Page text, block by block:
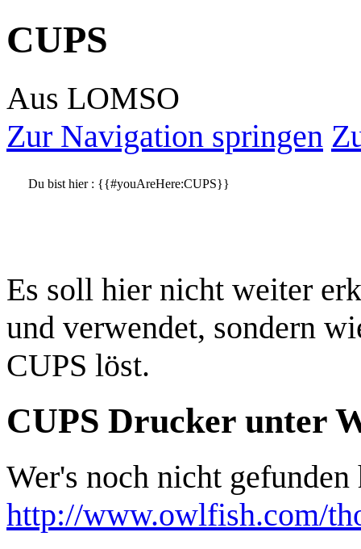
CUPS
Aus LOMSO
Zur Navigation springen
Du bist hier : {{#youAreHere:CUPS}}
Es soll hier nicht weiter
und verwendet, sondern
CUPS löst.
CUPS Drucker unter
Wer's noch nicht
http://www.owlfish.com/